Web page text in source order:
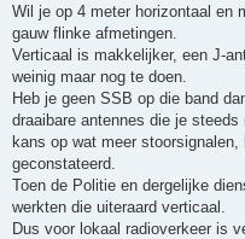
e
r
c
h
Wil je op 4 meter horizontaal en
gauw flinke afmetingen.
Verticaal is makkelijker, een J-
weinig maar nog te doen.
Heb je geen SSB op die band
draaibare antennes die je
kans op wat meer
geconstateerd.
Toen de Politie en dergelijke
werkten die uiteraard verticaal.
Dus voor lokaal radioverkeer is